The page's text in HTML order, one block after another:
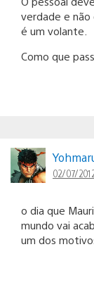
verdade e não
é um volante.
Como que
02/07/
o dia que
mundo vai
um dos